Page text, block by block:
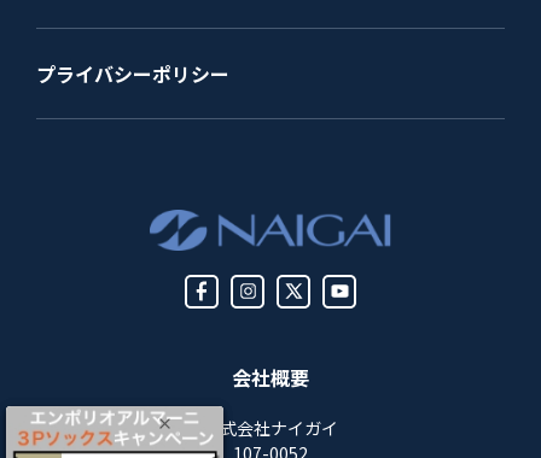
会社概要
株式会社ナイガイ
107-0052
プライバシーポリシー